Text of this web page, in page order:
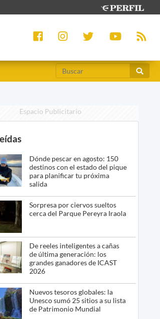
Espacio Publicitario
Dónde pescar en agosto: 150
destinos con el estado del pique
para planificar tu próxima
salida
Sorpresa por ciervos sueltos
cerca del Parque Pereyra Iraola
De reeles inteligentes a cañas
de última generación: los
grandes ganadores de ICAST
2026
Nuevos tesoros globales: la
Unesco sumó 25 sitios a su lista
de Patrimonio Mundial